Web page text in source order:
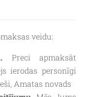
veidu:
Preci apmaksāt
ierodas personīgi
Amatas novads